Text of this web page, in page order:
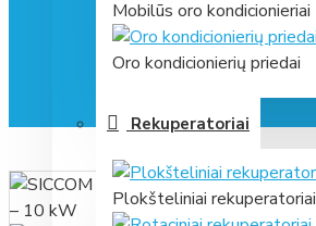
Mobilūs oro kondicionieriai
Oro kondicionierių priedai
Rekuperatoriai
Plokšteliniai rekuperatoriai